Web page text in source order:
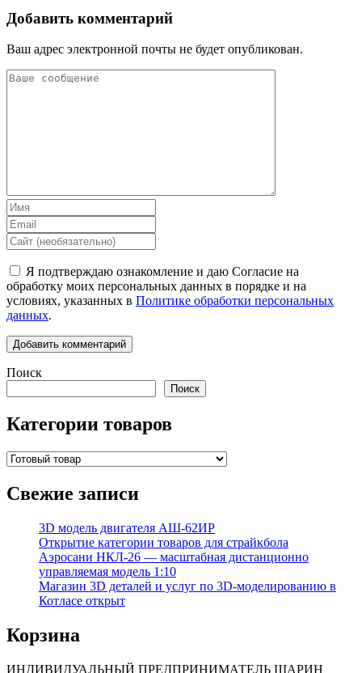
Добавить комментарий
Ваш адрес электронной почты не будет опубликован.
Я подтверждаю ознакомление и даю Согласие на
обработку моих персональных данных в порядке и на
условиях, указанных в Политике обработки персональных
данных.
Поиск
Поиск
Категории товаров
Свежие записи
3D модель двигателя АШ-62ИР
Открытие категории товаров для страйкбола
Аэросани НКЛ‑26 — масштабная дистанционно
управляемая модель 1:10
Магазин 3D деталей и услуг по 3D-моделированию в
Котласе открыт
Корзина
ИНДИВИДУАЛЬНЫЙ ПРЕДПРИНИМАТЕЛЬ ШАРИН